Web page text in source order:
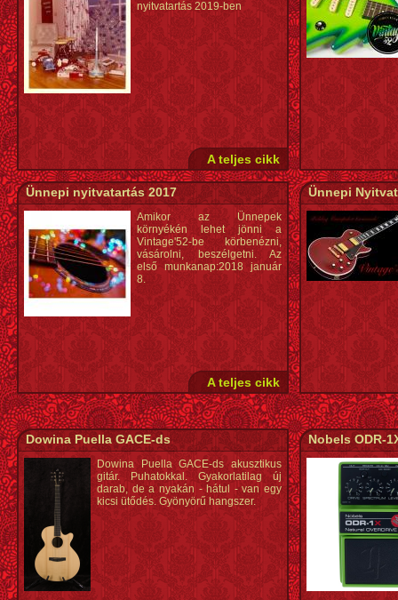
nyitvatartás 2019-ben
A teljes cikk
Ünnepi nyitvatartás 2017
Amikor az Ünnepek
környékén lehet jönni a
Vintage'52-be körbenézni,
vásárolni, beszélgetni. Az
első munkanap:2018 január
8.
A teljes cikk
Ünnepi
Dowina Puella GACE-ds
Dowina Puella GACE-ds akusztikus
gitár. Puhatokkal. Gyakorlatilag új
darab, de a nyakán - hátul - van egy
kicsi ütődés. Gyönyörű hangszer.
Nobels ODR-